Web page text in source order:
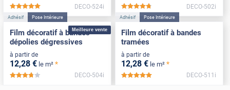
*****
DECO-524i
*****
DECO-502i
Meilleure vente
Adhésif Pose Intérieure
Film décoratif à bandes
dépolies dégressives
à partir de
12,28 € le m² *
*****
DECO-504i
Adhésif Pose Intérieure
Film décoratif à bandes
tramées
à partir de
12,28 € le m² *
DECO-511i